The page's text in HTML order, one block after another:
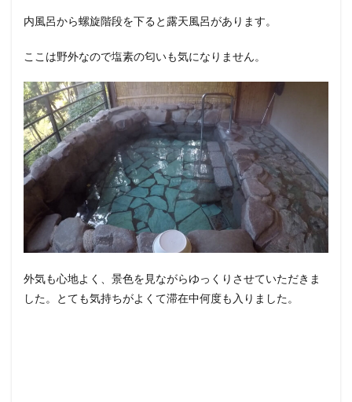
内風呂から螺旋階段を下ると露天風呂があります。
ここは野外なので塩素の匂いも気になりません。
外気も心地よく
、景色を見ながらゆっくりさせていただきま
した。とても気持ちがよくて滞在中何度も入りました。